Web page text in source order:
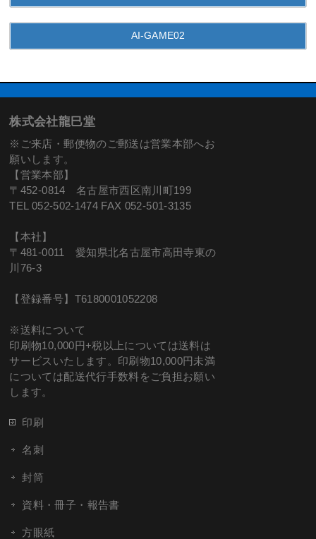
AI-GAME02
株式会社龍巳堂
※ご来店・郵便物のご郵送は営業本部へお
願いします。
【営業本部】
〒452-0814 名古屋市西区南川町199
TEL 052-502-1474 FAX 052-501-3135
【本社】
〒481-0011 愛知県北名古屋市高田寺東の
川76-3
【登録番号】T6180001052208
※送料について
印刷物10,000円+税以上については送料は
サービスいたします。印刷物10,000円未満
については配送代行手数料をご負担お願い
します。
印刷
名刺
封筒
資料・冊子・報告書
方眼紙